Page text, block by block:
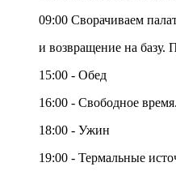
09:00 Сворачиваем
и возвращение на базу.
15:00 - Обед
16:00 - Свободное
18:00 - Ужин
19:00 - Термальные